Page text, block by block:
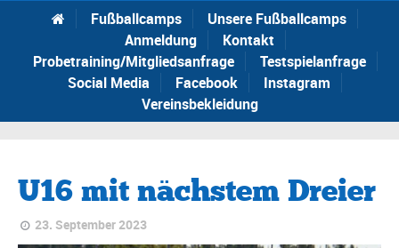
Fußballcamps
Unsere Fußballcamps
Anmeldung
Kontakt
Probetraining/Mitgliedsanfrage
Testspielanfrage
Social Media
Facebook
Instagram
Vereinsbekleidung
U16 mit nächstem Dreier
23. September 2023